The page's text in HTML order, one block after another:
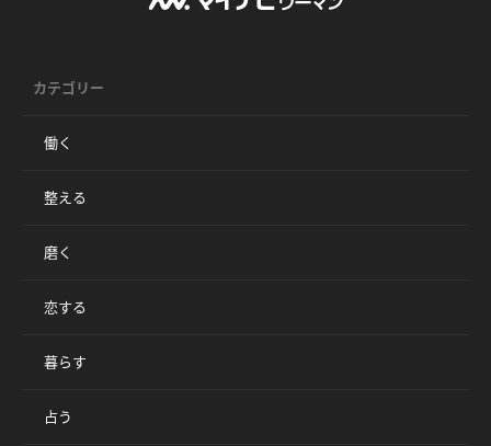
カテゴリー
働く
整える
磨く
恋する
暮らす
占う